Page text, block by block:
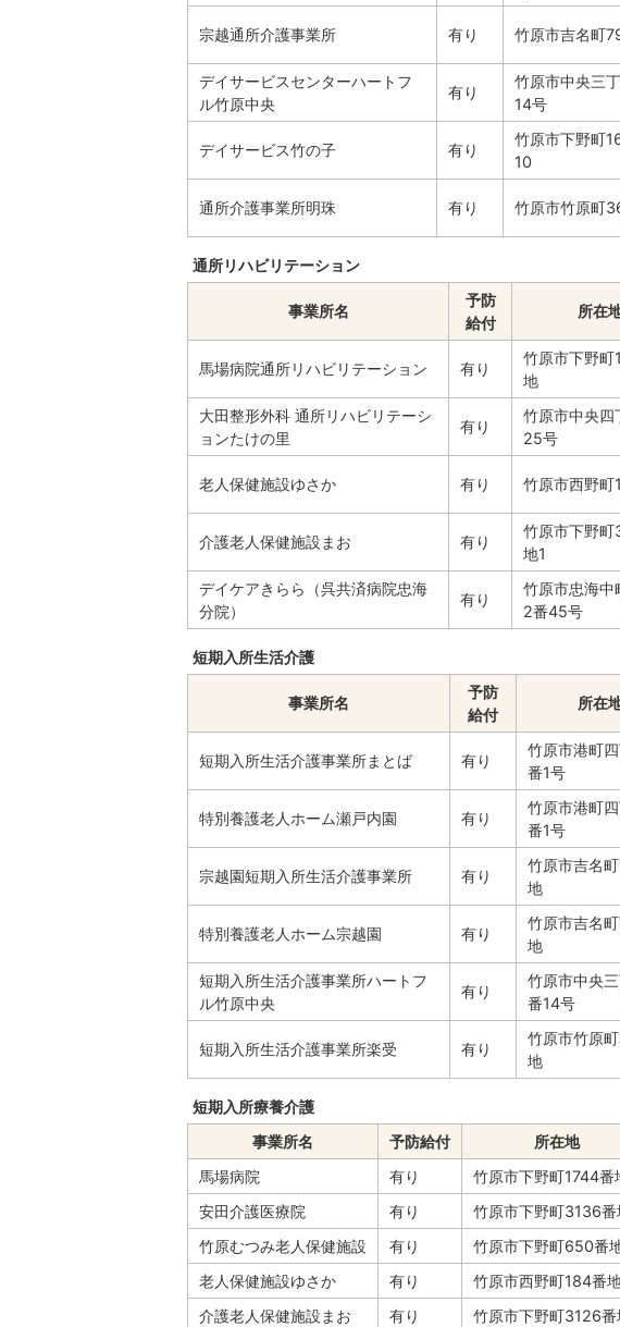
宗越通所介護事業所 有り 竹原市吉名町
デイサービスセンターハートフ
ル竹原中央
有り
竹原市中央三
14号
デイサービス竹の子 有り
竹原市下野町
10
通所介護事業所明珠 有り 竹原市竹原町
通所リハビリテーション
事業所名
予防
給付
所在
馬場病院通所リハビリテーション 有り
竹原市下野町
地
大田整形外科 通所リハビリテーシ
ョンたけの里
有り
竹原市中央四
25号
老人保健施設ゆさか 有り 竹原市西野町
介護老人保健施設まお 有り
竹原市下野町
地1
デイケアきらら（呉共済病院忠海
分院）
有り
竹原市忠海中
2番45号
短期入所生活介護
事業所名
予防
給付
所在
短期入所生活介護事業所まとば 有り
竹原市港町
番1号
特別養護老人ホーム瀬戸内園 有り
竹原市港町
番1号
宗越園短期入所生活介護事業所 有り
竹原市吉名
地
特別養護老人ホーム宗越園 有り
竹原市吉名
地
短期入所生活介護事業所ハートフ
ル竹原中央
有り
竹原市中央
番14号
短期入所生活介護事業所楽受 有り
竹原市竹原
地
短期入所療養介護
事業所名
予防給付 所在地
馬場病院
有り 竹原市下野町1744番
安田介護医療院
有り 竹原市下野町3136番
竹原むつみ老人保健施設
有り 竹原市下野町650番
老人保健施設ゆさか
有り 竹原市西野町184番
介護老人保健施設まお
有り 竹原市下野町3126番